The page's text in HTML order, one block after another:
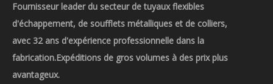
Fournisseur leader du secteur de tuyaux flexibles
d'échappement, de soufflets métalliques et de colliers,
avec 32 ans d'expérience professionnelle dans la
fabrication.Expéditions de gros volumes à des prix plus
avantageux.